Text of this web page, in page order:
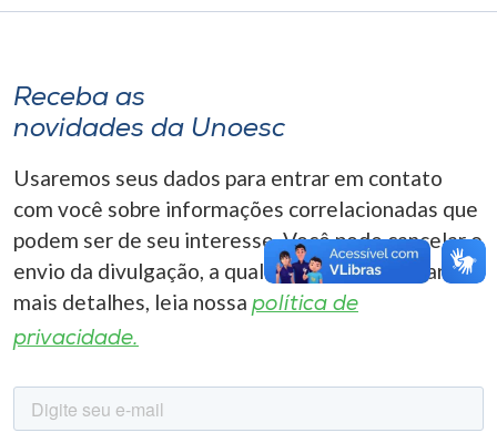
o idioma
A-
Receba as
novidades da Unoesc
Usaremos seus dados para entrar em contato
com você sobre informações correlacionadas que
podem ser de seu interesse. Você pode cancelar o
envio da divulgação, a qualquer momento. Para
mais detalhes, leia nossa política de
privacidade.